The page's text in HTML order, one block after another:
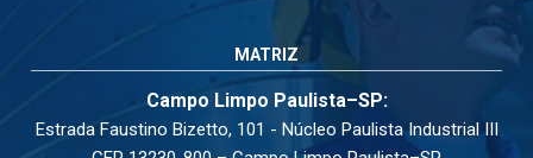
MATRIZ
Campo Limpo Paulista–SP:
Estrada Faustino Bizetto, 101 - Núcleo Paulista Industrial III